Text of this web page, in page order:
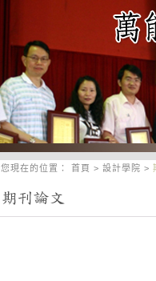
您現在的位置： 首頁 > 設計學院 >